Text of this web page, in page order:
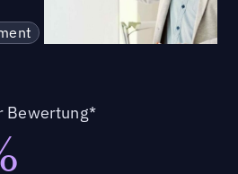
Bewertung*